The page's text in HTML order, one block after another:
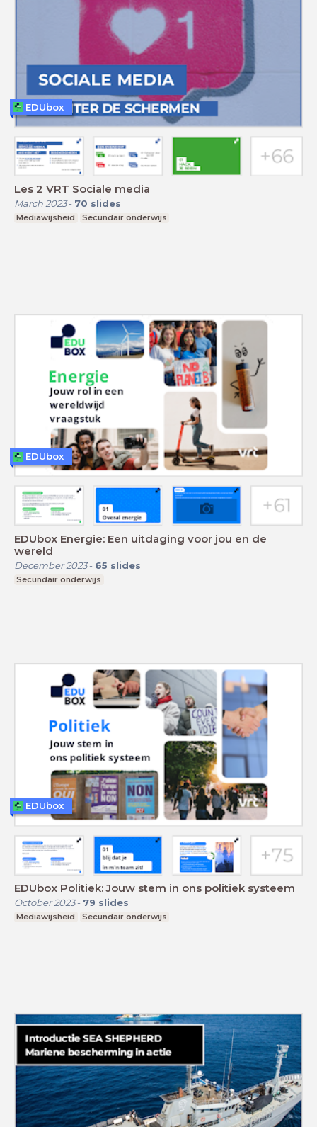
Les 2 VRT Sociale media
March 2023- 70 slides
Mediawijsheid Secundair onderwijs
EDUbox
EDUbox Energie: Een uitdaging voor jou en de
wereld
December 2023- 65 slides
Secundair onderwijs
EDUbox
EDUbox Politiek: Jouw stem in ons politiek systeem
October 2023- 79 slides
Mediawijsheid Secundair onderwijs
EDUbox